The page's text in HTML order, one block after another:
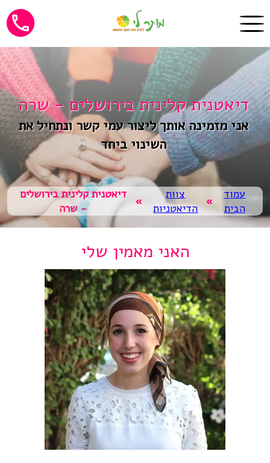
דיאטנית קלינית בירושלים - שרה
אני מזמינה אותך ליצור עמי קשר ונתחיל את
השינוי ביחד
עמוד
הבית
»
צוות
הדיאטניות
»
דיאטנית קלינית בירושלים
- שרה
האני מאמין שלי